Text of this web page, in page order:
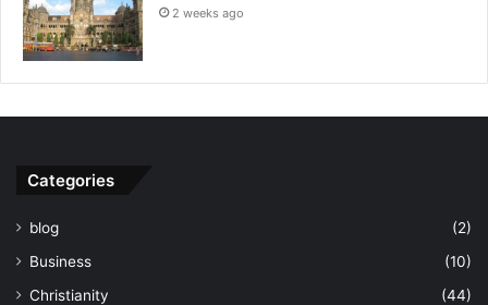
2 weeks ago
Categories
blog
(2)
Business
(10)
Christianity
(44)